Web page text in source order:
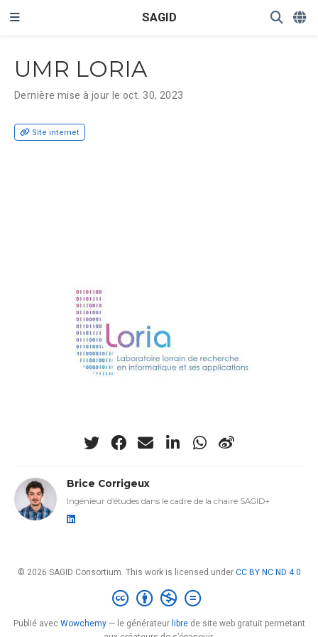
SAGID
UMR LORIA
Dernière mise à jour le oct. 30, 2023
Site internet
Brice Corrigeux
Ingénieur d’études dans le cadre de la chaire SAGID+
© 2026 SAGID Consortium. This work is licensed under CC BY NC ND 4.0
Publié avec Wowchemy— le générateur librede site web gratuit permetant